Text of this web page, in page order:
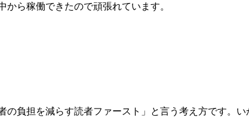
ら稼働できたので頑張れています。
負担を減らす読者ファースト」と言う考え方です。